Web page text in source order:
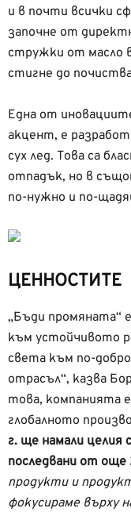
и в почти всички
започне от
стружки от масло
стигне до
Една от
акцент, е
сух лед. Това са
отпадък, но в
по-нужно и по-
ЦЕННОСТИТЕ
„Бъди промяната“
към устойчивото
света към по-
отрасъл“, казва
това, компанията
глобалното
г. ще намали целия
последвани от още
продукти и
фокусираме върху